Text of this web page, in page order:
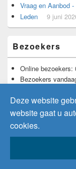
Vraag en Aanbod
Leden 9 juni
Bezoekers
Online bezoekers:
Bezoekers
Totaal aantal
Deze website
website gaat u
cookies.